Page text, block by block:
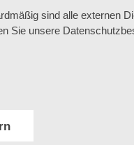
sind alle externen
Sie unsere